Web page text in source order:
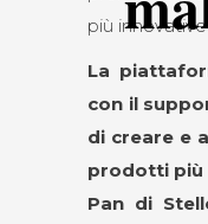
più
La
con il
di creare e
prodotti più
Pan di